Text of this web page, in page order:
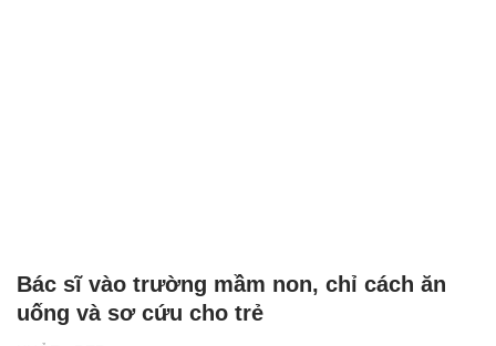
Bác sĩ vào trường mầm non, chỉ cách ăn
uống và sơ cứu cho trẻ